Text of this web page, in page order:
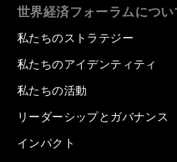
世界経済フォーラムについ
私たちのストラテジー
私たちのアイデンティティ
私たちの活動
リーダーシップとガバナンス
インパクト